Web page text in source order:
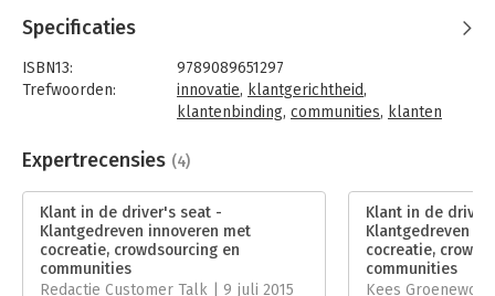
'Klant in de driver's seat' is het eerste Nederlandstalige boek
over klantgedreven innovatie. Het biedt u een overzichtelijke
leidraad voor het opstellen van een succesvolle
innovatiestrategie en voor het direct betrekken van klanten bij
Dit boek laat zien hoe u met behulp van nieuwe concepten als
cocreatie, crowdsourcing en communities klantgericht kunt
innoveren, en daarmee de slagingskans van uw innovatie
aanzienlijk kunt verhogen. Het geeft u een overzicht van alle
verschillende vormen van klantgerichte innovatie, en wat
daarbij de belangrijkste succes- en faalfactoren zijn.
Bovendien bevat het een schat aan inspirerende
Specificaties
ISBN13:
9789089651297
Trefwoorden:
innovatie, klantgerichtheid,
klantenbinding, communities, klanten
Taal:
Nederlands
Aantal pagina's:
Uitgever:
Van Duuren Management
Druk:
1
Hoofdrubriek:
Expertrecensies (4)
Klant in de driver's seat -
Klantgedreven innoveren met
cocreatie, crowdsourcing en
communities
Redactie Customer Talk | 9 juli 2015
Klant in de
Klantgedreven
cocreatie,
communities
Kees